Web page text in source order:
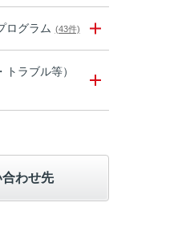
ログラム (43件)
ラブル等）
わせ先